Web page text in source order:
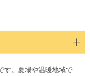
す。夏場や温暖地域で